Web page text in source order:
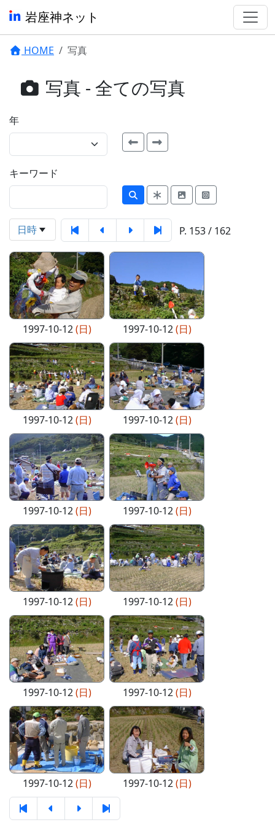
岩座神ネット
HOME 写真
写真 - 全ての写真
年
キーワード
日時 P. 153 / 162
1997-10-12(日) 1997-10-12(日)
1997-10-12(日) 1997-10-12(日)
1997-10-12(日) 1997-10-12(日)
1997-10-12(日) 1997-10-12(日)
1997-10-12(日) 1997-10-12(日)
1997-10-12(日) 1997-10-12(日)